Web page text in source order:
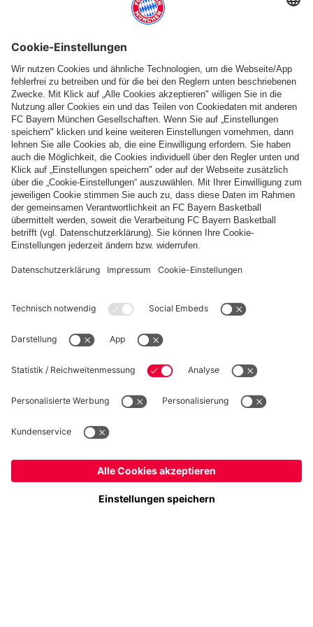
Folge uns
Zahlung & Lieferung
FC Bayern Store App
WIDERRUF
Datenschutz
Cookie Details
Preise inklusive MwSt. und zzgl. Versandkosten
© FC Bayern München AG
FC Bayern München AG, Säbener Str. 51-57, 81547 München
Ja,Deutschland, um dorthin zu liefern!
Nein,Global, um dorthin zu liefern!